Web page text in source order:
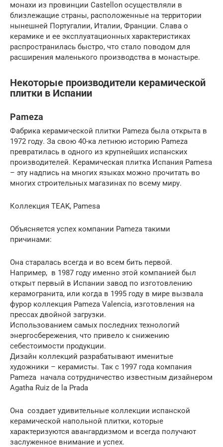
монахи из провинции Castellon осуществляли в
близлежащие страны, расположенные на территории
нынешней Португалии, Италии, Франции. Слава о
керамике и ее эксплуатационных характеристиках
распространилась быстро, что стало поводом для
расширения маленького производства в монастыре.
Некоторые производители керамической
плитки в Испании
Pameza
Фабрика керамической плитки Pameza была открыта в
1972 году. За свою 40-ка летнюю историю Pameza
превратилась в одного из крупнейших испанских
производителей. Керамическая плитка Испания Рamesa
– эту надпись на многих языках можно прочитать во
многих строительных магазинах по всему миру.
Коллекция TEAK, Рamesa
Объясняется успех компании Pameza такими
причинами:
Она старалась всегда и во всем бить первой.
Например, в 1987 году именно этой компанией был
открыт первый в Испании завод по изготовлению
керамогранита, или когда в 1995 году в мире вызвала
фурор коллекция Pameza Valencia, изготовления на
прессах двойной загрузки.
Использованием самых последних технологий
энергосбережения, что привело к снижению
себестоимости продукции.
Дизайн коллекций разрабатывают именитые
художники – керамисты. Так с 1997 года компания
Pameza начала сотрудничество известным дизайнером
Agatha Ruiz de la Prada
Она создает удивительные коллекции испанской
керамической напольной плитки, которые
характеризуются авангардизмом и всегда получают
заслуженное внимание и успех.